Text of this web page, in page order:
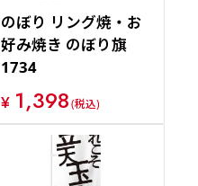
のぼり リング焼・お
好み焼き のぼり旗
1734
¥ 1,398(税込)